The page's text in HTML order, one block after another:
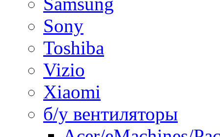
Sony
Toshiba
Vizio
Xiaomi
б/у вентиляторы